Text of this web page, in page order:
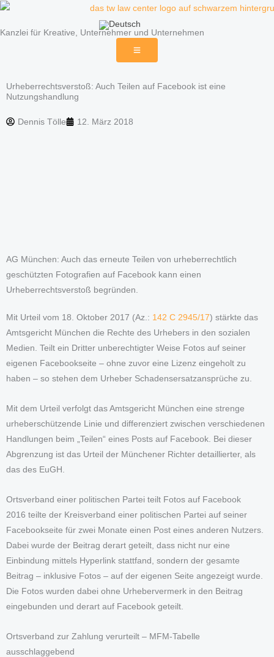
Zum
springen
Kanzlei für Kreative, Unternehmer und Unternehmen
Urheberrechtsverstoß: Auch Teilen auf Facebook ist eine
Nutzungshandlung
Dennis Tölle 12. März 2018
AG München: Auch das erneute Teilen von urheberrechtlich
geschützten Fotografien auf Facebook kann einen
Urheberrechtsverstoß begründen.
Mit Urteil vom 18. Oktober 2017 (Az.: 142 C 2945/17) stärkte das
Amtsgericht München die Rechte des Urhebers in den sozialen
Medien. Teilt ein Dritter unberechtigter Weise Fotos auf seiner
eigenen Facebookseite – ohne zuvor eine Lizenz eingeholt zu
haben – so stehen dem Urheber Schadensersatzansprüche zu.
Mit dem Urteil verfolgt das Amtsgericht München eine strenge
urheberschützende Linie und differenziert zwischen verschiedenen
Handlungen beim „Teilen“ eines Posts auf Facebook. Bei dieser
Abgrenzung ist das Urteil der Münchener Richter detaillierter, als
das des EuGH.
Ortsverband einer politischen Partei teilt Fotos auf Facebook
2016 teilte der Kreisverband einer politischen Partei auf seiner
Facebookseite für zwei Monate einen Post eines anderen Nutzers.
Dabei wurde der Beitrag derart geteilt, dass nicht nur eine
Einbindung mittels Hyperlink stattfand, sondern der gesamte
Beitrag – inklusive Fotos – auf der eigenen Seite angezeigt wurde.
Die Fotos wurden dabei ohne Urhebervermerk in den Beitrag
eingebunden und derart auf Facebook geteilt.
Ortsverband zur Zahlung verurteilt – MFM-Tabelle
ausschlaggebend